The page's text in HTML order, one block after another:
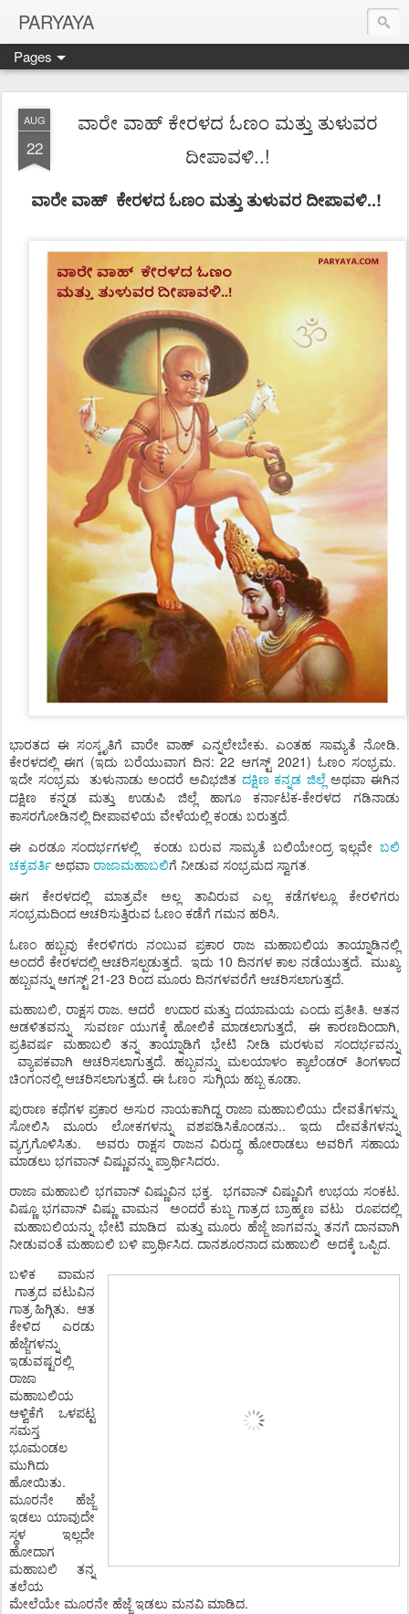
PARYAYA
Pages
AUG
22
ವಾರೇ ವಾಹ್ ಕೇರಳದ ಓಣಂ ಮತ್ತು ತುಳುವರ
ದೀಪಾವಳಿ..!
ವಾರೇ ವಾಹ್ ಕೇರಳದ ಓಣಂ ಮತ್ತು ತುಳುವರ ದೀಪಾವಳಿ..!
ಭಾರತದ ಈ ಸಂಸ್ಕೃತಿಗೆ ವಾರೇ ವಾಹ್ ಎನ್ನಲೇಬೇಕು. ಎಂತಹ ಸಾಮ್ಯತೆ ನೋಡಿ.
ಕೇರಳದಲ್ಲಿ ಈಗ (ಇದು ಬರೆಯುವಾಗ ದಿನ: 22 ಆಗಸ್ಟ್ 2021) ಓಣಂ ಸಂಭ್ರಮ.
ಇದೇ ಸಂಭ್ರಮ ತುಳುನಾಡು ಅಂದರೆ ಅವಿಭಜಿತ ದಕ್ಷಿಣ ಕನ್ನಡ ಜಿಲ್ಲೆ ಅಥವಾ ಈಗಿನ
ದಕ್ಷಿಣ
ಕನ್ನಡ ಮತ್ತು ಉಡುಪಿ ಜಿಲ್ಲೆ ಹಾಗೂ ಕರ್ನಾಟಕ-ಕೇರಳದ
ಗಡಿನಾಡು
ಕಾಸರಗೋಡಿನಲ್ಲಿ ದೀಪಾವಳಿಯ ವೇಳೆಯಲ್ಲಿ ಕಂಡು ಬರುತ್ತದೆ.
ಈ ಎರಡೂ ಸಂದರ್ಭಗಳಲ್ಲಿ ಕಂಡು ಬರುವ ಸಾಮ್ಯತೆ ಬಲಿಯೇಂದ್ರ ಇಲ್ಲವೇ ಬಲಿ
ಚಕ್ರವರ್ತಿ ಅಥವಾ ರಾಜಾಮಹಾಬಲಿಗೆ ನೀಡುವ ಸಂಭ್ರಮದ ಸ್ವಾಗತ.
ಈಗ ಕೇರಳದಲ್ಲಿ ಮಾತ್ರವೇ ಅಲ್ಲ ತಾವಿರುವ ಎಲ್ಲ ಕಡೆಗಳಲ್ಲೂ ಕೇರಳಿಗರು
ಸಂಭ್ರಮದಿಂದ ಆಚರಿಸುತ್ತಿರುವ ಓಣಂ ಕಡೆಗೆ ಗಮನ ಹರಿಸಿ.
ಓಣಂ ಹಬ್ಬವು ಕೇರಳಿಗರು ನಂಬುವ ಪ್ರಕಾರ ರಾಜ ಮಹಾಬಲಿಯ ತಾಯ್ನಾಡಿನಲ್ಲಿ
ಅಂದರೆ ಕೇರಳದಲ್ಲಿ ಆಚರಿಸಲ್ಪಡುತ್ತದೆ. ಇದು 10 ದಿನಗಳ ಕಾಲ ನಡೆಯುತ್ತದೆ. ಮುಖ್ಯ
ಹಬ್ಬವನ್ನು ಆಗಸ್ಟ್ 21-23 ರಿಂದ ಮೂರು ದಿನಗಳವರೆಗೆ ಆಚರಿಸಲಾಗುತ್ತದೆ.
ಮಹಾಬಲಿ, ರಾಕ್ಷಸ ರಾಜ. ಆದರೆ ಉದಾರ ಮತ್ತು ದಯಾಮಯ ಎಂದು ಪ್ರತೀತಿ. ಆತನ
ಆಡಳಿತವನ್ನು
ಸುವರ್ಣ ಯುಗಕ್ಕೆ ಹೋಲಿಕೆ ಮಾಡಲಾಗುತ್ತದೆ, ಈ ಕಾರಣದಿಂದಾಗಿ,
ಪ್ರತಿವರ್ಷ ಮಹಾಬಲಿ ತನ್ನ ತಾಯ್ನಾಡಿಗೆ ಭೇಟಿ ನೀಡಿ ಮರಳುವ ಸಂದರ್ಭವನ್ನು
ವ್ಯಾಪಕವಾಗಿ ಆಚರಿಸಲಾಗುತ್ತದೆ.ಹಬ್ಬವನ್ನು ಮಲಯಾಳಂ ಕ್ಯಾಲೆಂಡರ್ ತಿಂಗಳಾದ
ಚಿಂಗಂನಲ್ಲಿ ಆಚರಿಸಲಾಗುತ್ತದೆ. ಈ ಓಣಂ ಸುಗ್ಗಿಯ ಹಬ್ಬ ಕೂಡಾ.
ಪುರಾಣ ಕಥೆಗಳ ಪ್ರಕಾರ ಅಸುರ ನಾಯಕಾಗಿದ್ದ ರಾಜಾ ಮಹಾಬಲಿಯು ದೇವತೆಗಳನ್ನು
ಸೋಲಿಸಿ
ಮೂರು ಲೋಕಗಳನ್ನು ವಶಪಡಿಸಿಕೊಂಡನು..ಇದು
ದೇವತೆಗಳನ್ನು
ವ್ಯಗ್ರಗೊಳಿಸಿತು.
ಅವರು ರಾಕ್ಷಸ ರಾಜನ ವಿರುದ್ಧ ಹೋರಾಡಲು ಅವರಿಗೆ ಸಹಾಯ
ಮಾಡಲು ಭಗವಾನ್ ವಿಷ್ಣುವನ್ನು ಪ್ರಾರ್ಥಿಸಿದರು.
ರಾಜಾ ಮಹಾಬಲಿ ಭಗವಾನ್ ವಿಷ್ಣುವಿನ ಭಕ್ತ. ಭಗವಾನ್ ವಿಷ್ಣುವಿಗೆ ಉಭಯ ಸಂಕಟ.
ವಿಷ್ಣೂ ಭಗವಾನ್ ವಿಷ್ಣು ವಾಮನ
ಅಂದರೆ ಕುಬ್ಜ ಗಾತ್ರದ ಬ್ರಾಹ್ಮಣ ವಟು
ರೂಪದಲ್ಲಿ
ಮಹಾಬಲಿಯನ್ನು ಭೇಟಿ ಮಾಡಿದ ಮತ್ತು ಮೂರು ಹೆಜ್ಜೆ ಜಾಗವನ್ನು ತನಗೆ ದಾನವಾಗಿ
ನೀಡುವಂತೆ ಮಹಾಬಲಿ ಬಳಿ ಪ್ರಾರ್ಥಿಸಿದ. ದಾನಶೂರನಾದ ಮಹಾಬಲಿ ಅದಕ್ಕೆ ಒಪ್ಪಿದ.
ಬಳಿಕ ವಾಮನ
ಗಾತ್ರದ ವಟುವಿನ
ಗಾತ್ರ ಹಿಗ್ಗಿತು. ಆತ
ಕೇಳಿದ
ಎರಡು
ಹೆಜ್ಜೆಗಳನ್ನು
ಇಡುವಷ್ಟರಲ್ಲಿ
ರಾಜಾ
ಮಹಾಬಲಿಯ
ಆಳ್ವಿಕೆಗೆ ಒಳಪಟ್ಟ
ಸಮಸ್ತ
ಭೂಮಂಡಲ
ಮುಗಿದು
ಹೋಯಿತು.
ಮೂರನೇ ಹೆಜ್ಜೆ
ಇಡಲು ಯಾವುದೇ
ಸ್ಥಳ ಇಲ್ಲದೇ
ಹೋದಾಗ
ಮಹಾಬಲಿ ತನ್ನ
ತಲೆಯ
ಮೇಲೆಯೇ ಮೂರನೇ ಹೆಜ್ಜೆ ಇಡಲು ಮನವಿ ಮಾಡಿದ.